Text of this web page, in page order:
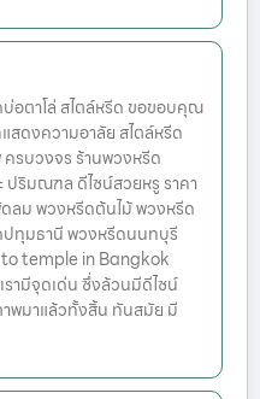
อตาโล่ สไตล์หรีด ขอขอบคุณ
สดงความอาลัย สไตล์หรีด
รบวงจร ร้านพวงหรีด
ปริมณฑล ดีไซน์สวยหรู ราคา
ลม พวงหรีดต้นไม้ พวงหรีด
ปทุมธานี พวงหรีดนนทบุรี
temple in Bangkok
รามีจุดเด่น ซึ่งล้วนมีดีไซน์
พมาแล้วทั้งสิ้น ทันสมัย มี